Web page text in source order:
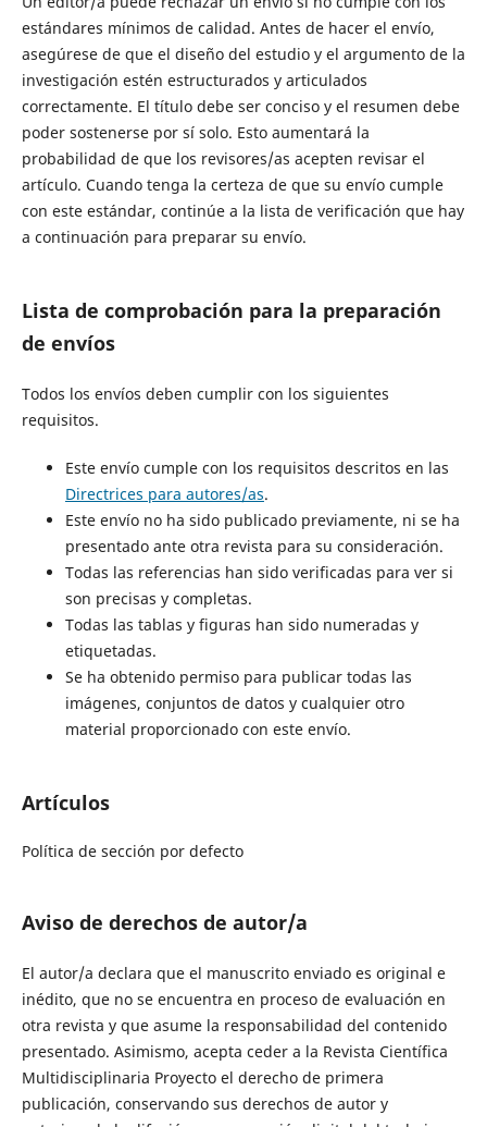
estándares mínimos de calidad. Antes de hacer el envío,
asegúrese de que el diseño del estudio y el argumento de la
investigación estén estructurados y articulados
correctamente. El título debe ser conciso y el resumen debe
poder sostenerse por sí solo. Esto aumentará la
probabilidad de que los revisores/as acepten revisar el
artículo. Cuando tenga la certeza de que su envío cumple
con este estándar, continúe a la lista de verificación que hay
a continuación para preparar su envío.
Lista de comprobación para la preparación
de envíos
Todos los envíos deben cumplir con los siguientes
requisitos.
Este envío cumple con los requisitos descritos en las
Directrices para autores/as.
Este envío no ha sido publicado previamente, ni se ha
presentado ante otra revista para su consideración.
Todas las referencias han sido verificadas para ver si
son precisas y completas.
Todas las tablas y figuras han sido numeradas y
etiquetadas.
Se ha obtenido permiso para publicar todas las
imágenes, conjuntos de datos y cualquier otro
material proporcionado con este envío.
Artículos
Política de sección por defecto
Aviso de derechos de autor/a
El autor/a declara que el manuscrito enviado es original e
inédito, que no se encuentra en proceso de evaluación en
otra revista y que asume la responsabilidad del contenido
presentado. Asimismo, acepta ceder a la Revista Científica
Multidisciplinaria Proyecto el derecho de primera
publicación, conservando sus derechos de autor y